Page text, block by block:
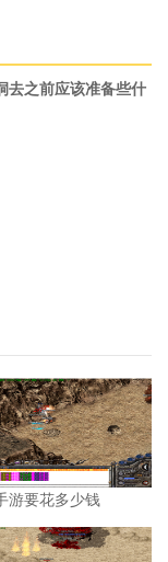
去之前应该准备些什
游要花多少钱